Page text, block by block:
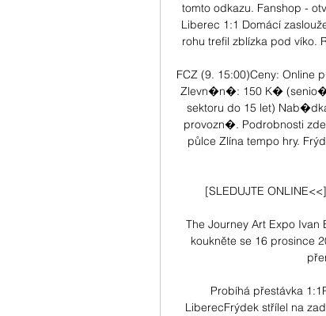
tomto odkazu. Fanshop -
Liberec 1:1 Domácí
rohu trefil zblízka pod víko.
FCZ (9. 15:00)Ceny:
Zlevn�n�: 150 K�
sektoru do 15 let)
provozn�. Podrobnosti
půlce Zlína tempo hry.
[SLEDUJTE
The Journey Art Expo
koukněte se 16 prosince
Probíhá přestávka
LiberecFrýdek střílel na